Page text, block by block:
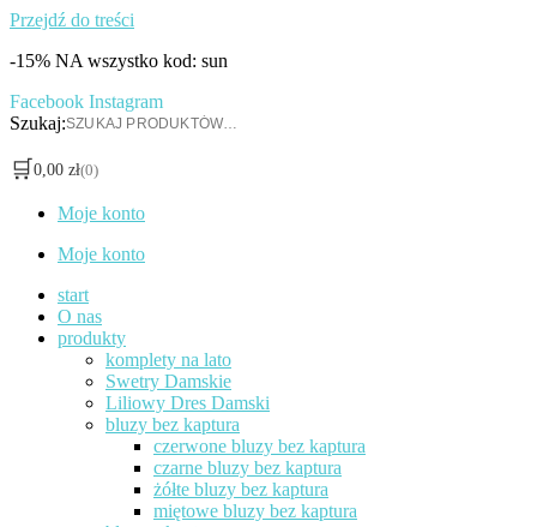
Przejdź do treści
-15% NA wszystko kod: sun
Facebook Instagram
Szukaj:
🛒 0,00 zł(0)
Moje konto
Moje konto
start
O nas
produkty
komplety na lato
Swetry Damskie
Liliowy Dres Damski
bluzy bez kaptura
czerwone bluzy bez kaptura
czarne bluzy bez kaptura
żółte bluzy bez kaptura
miętowe bluzy bez kaptura